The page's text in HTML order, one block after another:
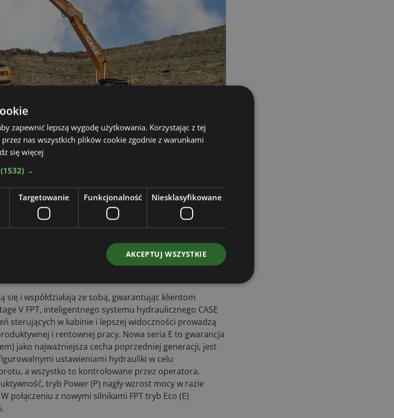
i współdziałają ze sobą, gwarantując klientom
V FPT, inteligentnego systemu hydraulicznego CASE
sterujących w kabinie i lepszej widoczności prowadzą
i rentownej pracy. Nowa seria E to gwarancja
jako najważniejsza cecha poprzedniej generacji, jest
ustawieniami hydrauliki w celu
a wszystko to kontrolowane przez operatora.
tryb Power (P) nagły wzrost mocy w razie
z nowymi silnikami FPT tryb Eco (E)
zapewnić lepszą wygodę użytkowania. Korzystając z tej
nas wszystkich plików cookie zgodnie z warunkami
się więcej
(1532) →
Targetowanie Funkcjonalność Niesklasyfikowane
AKCEPTUJ WSZYSTKIE